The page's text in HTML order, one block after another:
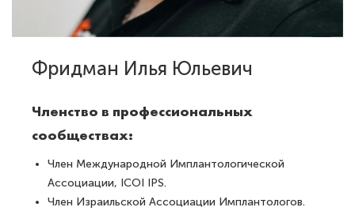
Фридман Илья Юльевич
Членство в профессиональных
сообществах:
Член Международной Имплантологической
Ассоциации, ICOI IPS.
Член Израильской Ассоциации Имплантологов.